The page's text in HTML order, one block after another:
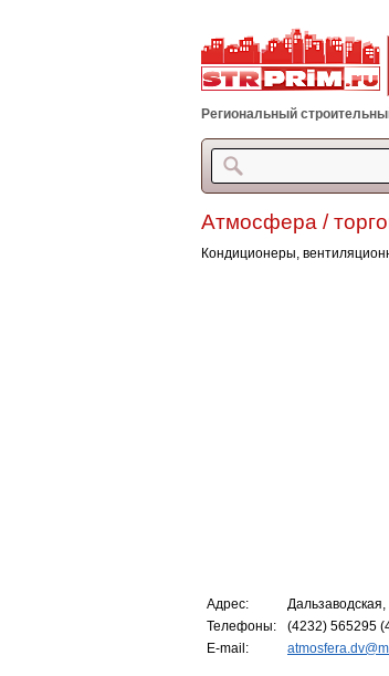
Региональный
Атмосфера /
Кондиционеры,
Адрес:
Телефоны:
(4232) 565295
E-mail: